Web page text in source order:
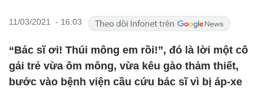
11/03/2021 - 16:03
“Bác sĩ ơi! Thúi mông em rồi!”, đó là lời một cô
gái trẻ vừa ôm mông, vừa kêu gào thảm thiết,
bước vào bệnh viện cầu cứu bác sĩ vì bị áp-xe